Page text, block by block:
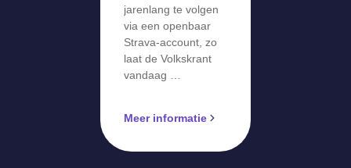
jarenlang te volgen
via een openbaar
Strava-account, zo
laat de Volkskrant
vandaag …
Meer informatie